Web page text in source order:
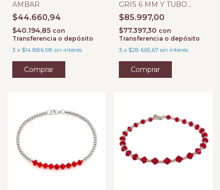
AMBAR
$44.660,94
$40.194,85 con
Transferencia o depósito
3 x $14.886,98 sin interés
GRIS 6 MM Y TUBO
LABRADO 10 MM
$85.997,00
$77.397,30 con
Transferencia o depósito
3 x $28.665,67 sin interés